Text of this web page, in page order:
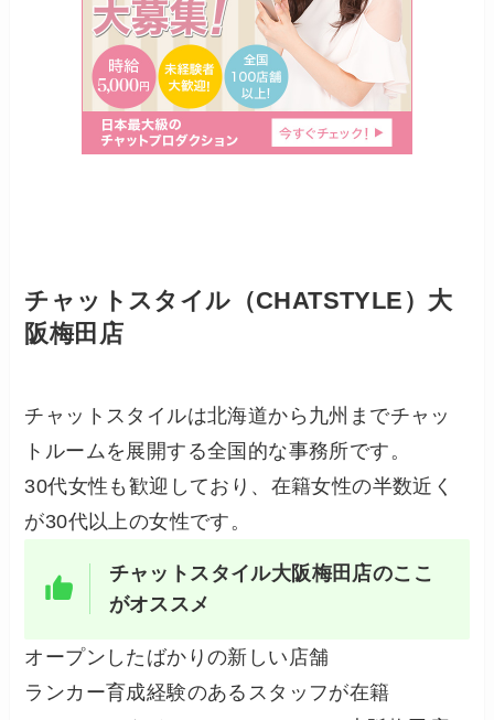
チャットスタイル（CHATSTYLE）大
阪梅田店
チャットスタイルは北海道から九州までチャッ
トルームを展開する全国的な事務所です。
30代女性も歓迎しており、在籍女性の半数近く
が30代以上の女性です。
チャットスタイル大阪梅田店のここ
がオススメ
オープンしたばかりの新しい店舗
ランカー育成経験のあるスタッフが在籍